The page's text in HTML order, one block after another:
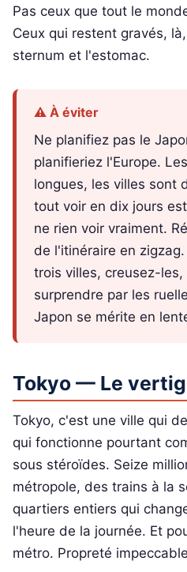
Pas ceux que tout le
Ceux qui restent gravés,
sternum et l'estomac.
⚠️ À éviter
Ne planifiez pas le
planifieriez l'Europe.
longues, les villes sont
tout voir en dix jours
ne rien voir vraiment.
de l'itinéraire en
trois villes, creusez-
surprendre par les
Japon se mérite en
Tokyo — Le
Tokyo, c'est une ville qui
qui fonctionne pourtant
sous stéroïdes. Seize
métropole, des trains à la
quartiers entiers qui
l'heure de la journée. Et
métro. Propreté